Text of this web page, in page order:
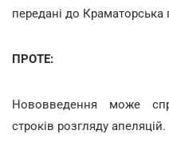
передані до Краматорська
ПРОТЕ:
Нововведення може
строків розгляду апеляцій.